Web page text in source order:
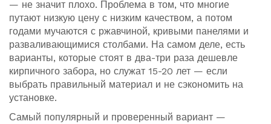
— не значит плохо. Проблема в том, что многие
путают низкую цену с низким качеством, а потом
годами мучаются с ржавчиной, кривыми панелями и
разваливающимися столбами. На самом деле, есть
варианты, которые стоят в два-три раза дешевле
кирпичного забора, но служат 15-20 лет — если
выбрать правильный материал и не сэкономить на
установке.
Самый популярный и проверенный вариант —